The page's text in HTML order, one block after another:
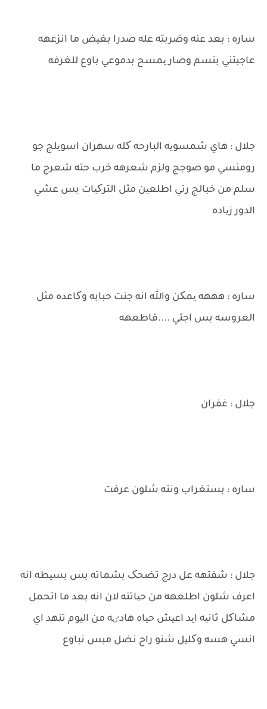
ساره : بعد عنه وضربته عله صدرا بغیض ما انزعهه
عاجبتني بتسم وصار یمسح بدموعي باوع للغرفه
جلال : هاي شمسویه البارحه کله سهران اسویلج جو
رومنسي مو صوجج ولزم شعرهه خرب حته شعرج ما
سلم من خبالج رتي اطلعین مثل الترکیات بس عشي
الدور زیاده
ساره : هههه یمکن والله انه جنت حبابه وکاعده مثل
العروسه بس اجتي ....قاطعهه
جلال : غفران
ساره : بستغراب ونته شلون عرفت
جلال : شفتهه عل درج تضحک بشماته بس بسیطه انه
اعرف شلون اطلعهه من حیاتنه لان انه بعد ما اتحمل
مشاکل ثانیه اید اعیش حیاه هادٸه من الیوم تنهد اي
انسي هسه وکلیل شنو راح نضل مبس نباوع